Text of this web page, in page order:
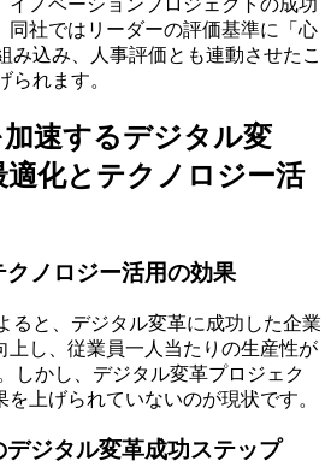
イノベーションプロジェクトの成功
同社ではリーダーの評価基準に「心
み込み、人事評価とも連動させたこ
られます。
速するデジタル変
化とテクノロジー活
ノロジー活用の効果
ると、デジタル変革に成功した企業
上し、従業員一人当たりの生産性が
しかし、デジタル変革プロジェク
を上げられていないのが現状です。
ジタル変革成功ステップ